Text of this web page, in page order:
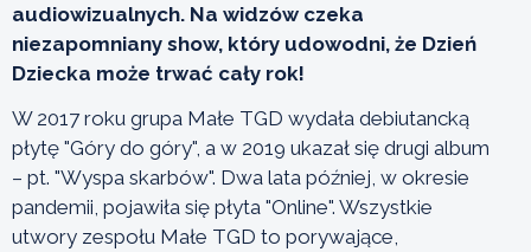
audiowizualnych. Na widzów czeka
niezapomniany show, który udowodni, że Dzień
Dziecka może trwać cały rok!
W 2017 roku grupa Małe TGD wydała debiutancką
płytę "Góry do góry", a w 2019 ukazał się drugi album
– pt. "Wyspa skarbów". Dwa lata później, w okresie
pandemii, pojawiła się płyta "Online". Wszystkie
utwory zespołu Małe TGD to porywające,